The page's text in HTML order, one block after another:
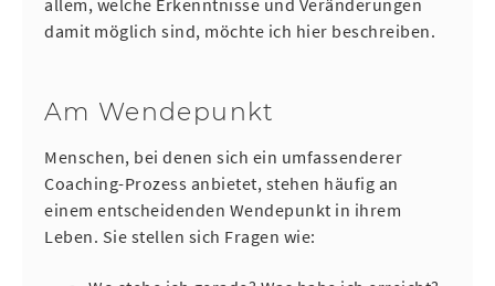
allem, welche Erkenntnisse und Veränderungen
damit möglich sind, möchte ich hier beschreiben.
Am Wendepunkt
Menschen, bei denen sich ein umfassenderer
Coaching-Prozess anbietet, stehen häufig an
einem entscheidenden Wendepunkt in ihrem
Leben. Sie stellen sich Fragen wie: